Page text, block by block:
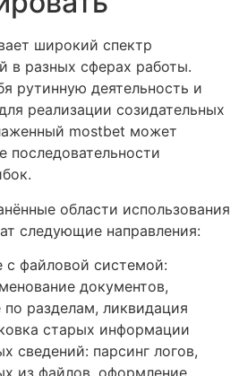
широкий спектр
в разных сферах работы.
рутинную деятельность и
реализации созидательных
mostbet может
последовательности
области использования
следующие направления:
с файловой системой:
документов,
разделам, ликвидация
старых информации
сведений: парсинг логов,
из файлов, оформление